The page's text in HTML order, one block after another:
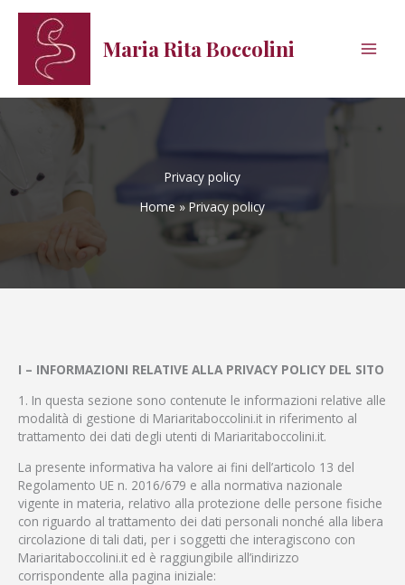
contenuto
Maria Rita Boccolini
Privacy policy
Home
Privacy policy
I – INFORMAZIONI RELATIVE ALLA PRIVACY POLICY DEL SITO
1. In questa sezione sono contenute le informazioni relative alle
modalità di gestione di Mariaritaboccolini.it in riferimento al
trattamento dei dati degli utenti di Mariaritaboccolini.it.
La presente informativa ha valore ai fini dell’articolo 13 del
Regolamento UE n. 2016/679 e alla normativa nazionale
vigente in materia, relativo alla protezione delle persone fisiche
con riguardo al trattamento dei dati personali nonché alla libera
circolazione di tali dati, per i soggetti che interagiscono con
Mariaritaboccolini.it ed è raggiungibile all’indirizzo
corrispondente alla pagina iniziale: